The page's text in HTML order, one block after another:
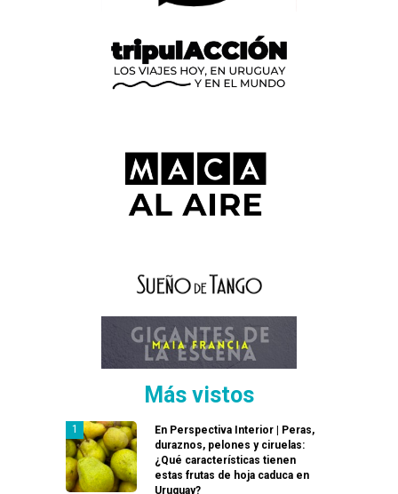
Más vistos
En Perspectiva Interior | Peras,
duraznos, pelones y ciruelas:
¿Qué características tienen
estas frutas de hoja caduca en
Uruguay?